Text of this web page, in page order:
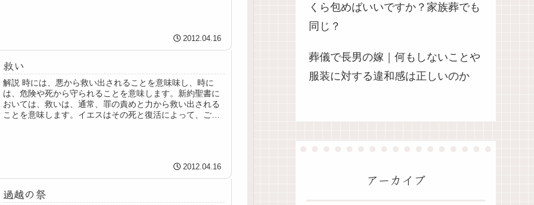
2012.04.16
救い
解説 時には、悪から救い出されることを意味味し、時に
は、危険や死から守られることを意味します。新約聖書に
おいては、救いは、通常、罪の責めと力から救い出される
ことを意味します。イエスはその死と復活によって、ご白
2012.04.16
過越の祭
くら包めばいいですか？家族葬でも
同じ？
葬儀で長男の嫁｜何もしないことや
服装に対する違和感は正しいのか
アーカイブ